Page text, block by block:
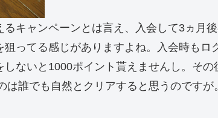
るキャンペーンとは言え、入会して3ヵ月
ってる感じがありますよね。入会時もロ
ないと1000ポイント貰えませんし。そ
は誰でも自然とクリアすると思うのですが。